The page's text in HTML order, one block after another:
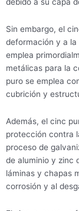
Sin embargo, el
deformación y a la
emplea
metálicas para la
puro se emplea
cubrición y
Además, el cinc
protección contra
proceso de
de aluminio y zinc
láminas y chapas
corrosión y al